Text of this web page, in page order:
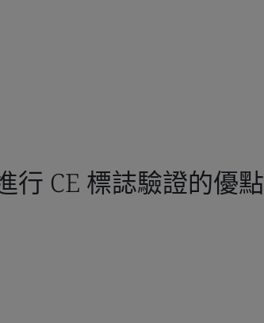
行 CE 標誌驗證的優點